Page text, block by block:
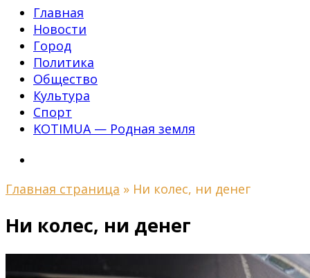
Главная
Новости
Город
Политика
Общество
Культура
Спорт
KOTIMUA — Родная земля
Главная страница » Ни колес, ни денег
Ни колес, ни денег